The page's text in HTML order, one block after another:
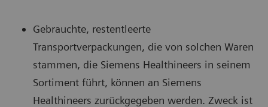
Gebrauchte, restentleerte
Transportverpackungen, die von solchen Waren
stammen, die Siemens Healthineers in seinem
Sortiment führt, können an Siemens
Healthineers zurückgegeben werden. Zweck ist